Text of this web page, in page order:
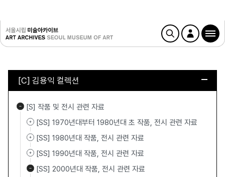
[C] 김용익 컬렉션
[S] 작품 및 전시 관련 자료
[SS] 1970년대부터 1980년대 초 작품, 전시 관련 자료
[SS] 1980년대 작품, 전시 관련 자료
[SS] 1990년대 작품, 전시 관련 자료
[SS] 2000년대 작품, 전시 관련 자료